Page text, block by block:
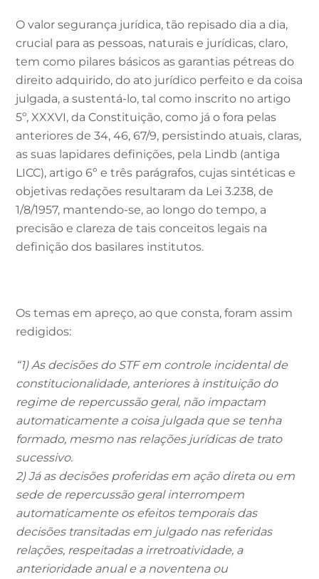
O valor segurança jurídica, tão repisado dia a dia,
crucial para as pessoas, naturais e jurídicas, claro,
tem como pilares básicos as garantias pétreas do
direito adquirido, do ato jurídico perfeito e da coisa
julgada, a sustentá-lo, tal como inscrito no artigo
5º, XXXVI, da Constituição, como já o fora pelas
anteriores de 34, 46, 67/9, persistindo atuais, claras,
as suas lapidares definições, pela Lindb (antiga
LICC), artigo 6º e três parágrafos, cujas sintéticas e
objetivas redações resultaram da Lei 3.238, de
1/8/1957, mantendo-se, ao longo do tempo, a
precisão e clareza de tais conceitos legais na
definição dos basilares institutos.
Os temas em apreço, ao que consta, foram assim
redigidos:
“1) As decisões do STF em controle incidental de
constitucionalidade, anteriores à instituição do
regime de repercussão geral, não impactam
automaticamente a coisa julgada que se tenha
formado, mesmo nas relações jurídicas de trato
sucessivo.
2) Já as decisões proferidas em ação direta ou em
sede de repercussão geral interrompem
automaticamente os efeitos temporais das
decisões transitadas em julgado nas referidas
relações, respeitadas a irretroatividade, a
anterioridade anual e a noventena ou